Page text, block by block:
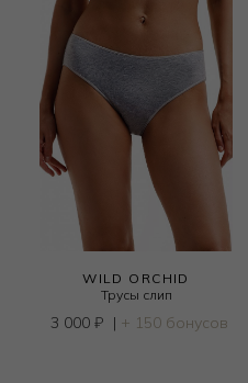
WILD ORCHID
Трусы слип
3 000 ₽ | + 150 бонусов